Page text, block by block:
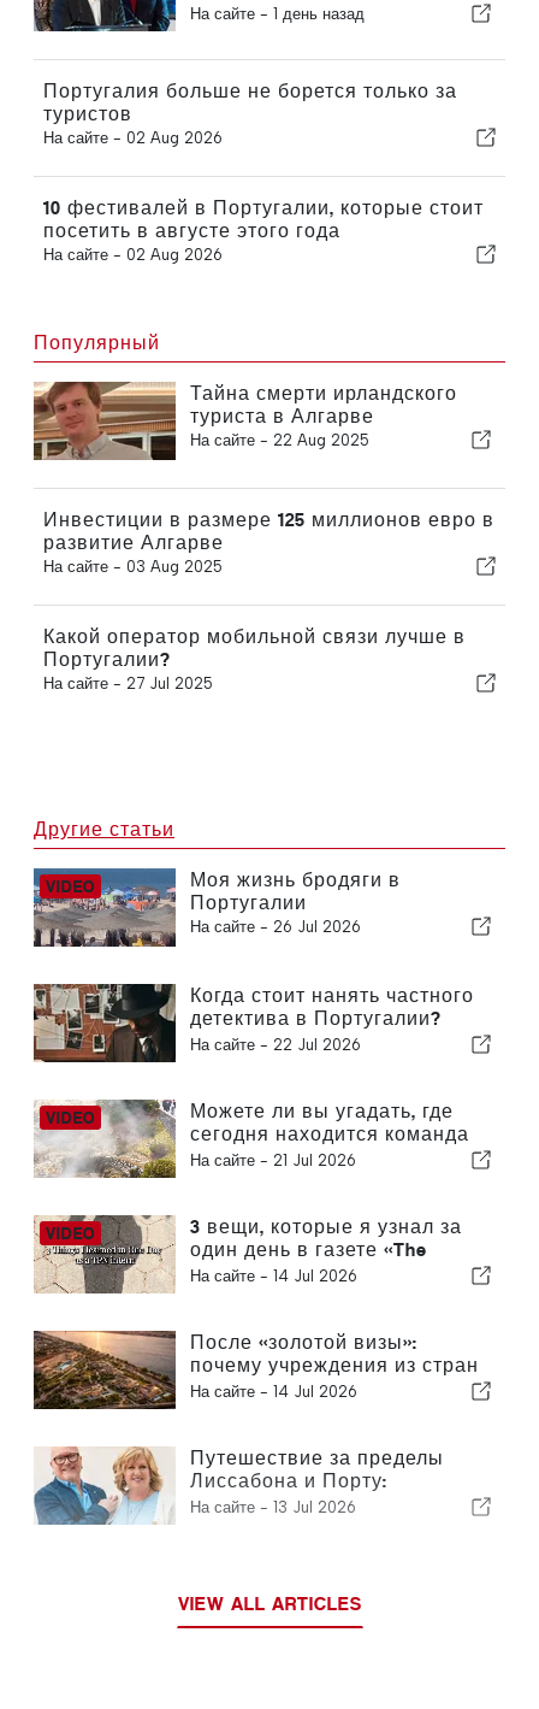
признание за рубежом
На сайте - 1 день назад
Португалия больше не борется только за
туристов
На сайте - 02 Aug 2026
10 фестивалей в Португалии, которые стоит
посетить в августе этого года
На сайте - 02 Aug 2026
Популярный
Тайна смерти ирландского
туриста в Алгарве
На сайте - 22 Aug 2025
Инвестиции в размере 125 миллионов евро в
развитие Алгарве
На сайте - 03 Aug 2025
Какой оператор мобильной связи лучше в
Португалии?
На сайте - 27 Jul 2025
Другие статьи
Моя жизнь бродяги в
Португалии
На сайте - 26 Jul 2026
Когда стоит нанять частного
детектива в Португалии?
Пять ситуаций, в которых
роль
На сайте - 22 Jul 2026
Можете ли вы угадать, где
сегодня находится команда
The Portugal News?
На сайте - 21 Jul 2026
3 вещи, которые я узнал за
один день в газете «The
Portugal News»
На сайте - 14 Jul 2026
После «золотой визы»:
почему учреждения из стран
Персидского залива по-
На сайте - 14 Jul 2026
Путешествие за пределы
Лиссабона и Порту:
путеводитель по северу
На сайте - 13 Jul 2026
VIEW ALL ARTICLES